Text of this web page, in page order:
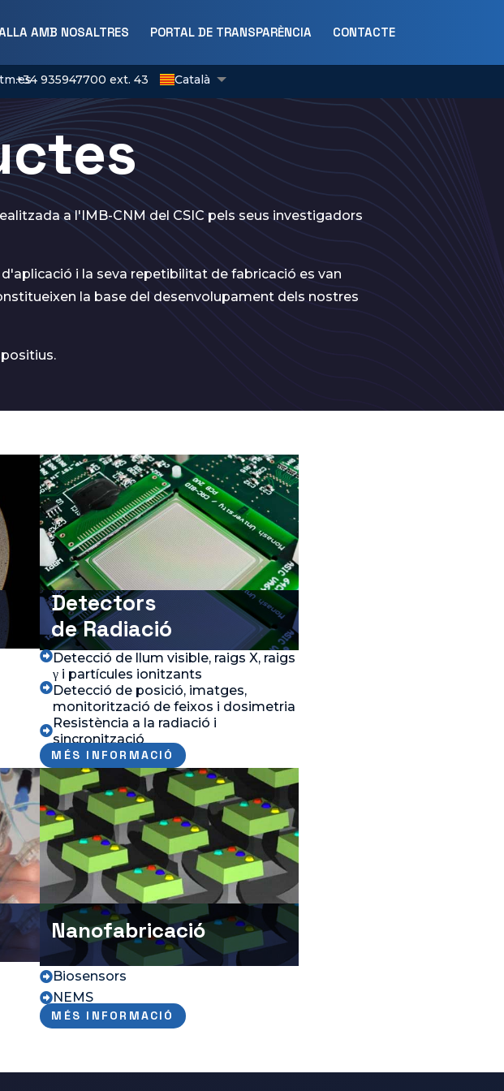
AMB NOSALTRES PORTAL DE TRANSPARÈNCIA CONTACTE
a l'IMB-CNM del CSIC pels seus investigadors
i la seva repetibilitat de fabricació es van
la base del desenvolupament dels nostres
+34 935947700 ext. 435527Català
English
Castellano
Detectors
de Radiació
Detecció de llum visible, raigs X, raigs
γ i partícules ionitzants
Detecció de posició, imatges,
monitorització de feixos i dosimetria
Resistència a la radiació i
sincronització
MÉS INFORMACIÓ
Nanofabricació
Biosensors
NEMS
MÉS INFORMACIÓ